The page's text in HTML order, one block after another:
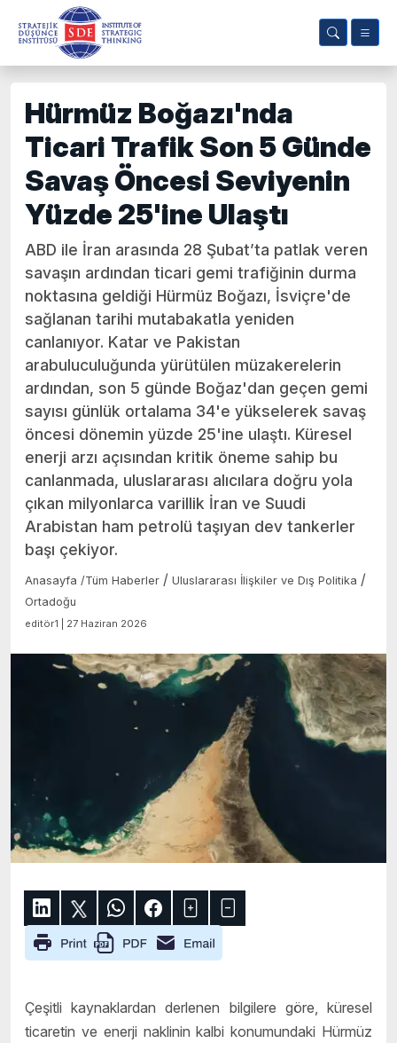
Hürmüz Boğazı'nda
Ticari Trafik Son 5 Günde
Savaş Öncesi Seviyenin
Yüzde 25'ine Ulaştı
ABD ile İran arasında 28 Şubat’ta patlak veren
savaşın ardından ticari gemi trafiğinin durma
noktasına geldiği Hürmüz Boğazı, İsviçre'de
sağlanan tarihi mutabakatla yeniden
canlanıyor. Katar ve Pakistan
arabuluculuğunda yürütülen müzakerelerin
ardından, son 5 günde Boğaz'dan geçen gemi
sayısı günlük ortalama 34'e yükselerek savaş
öncesi dönemin yüzde 25'ine ulaştı. Küresel
enerji arzı açısından kritik öneme sahip bu
canlanmada, uluslararası alıcılara doğru yola
çıkan milyonlarca varillik İran ve Suudi
Arabistan ham petrolü taşıyan dev tankerler
başı çekiyor.
Anasayfa /Tüm Haberler / Uluslararası İlişkiler ve Dış Politika /
Ortadoğu
editör1 | 27 Haziran 2026
Çeşitli kaynaklardan derlenen bilgilere göre, küresel
ticaretin ve enerji naklinin kalbi konumundaki Hürmüz